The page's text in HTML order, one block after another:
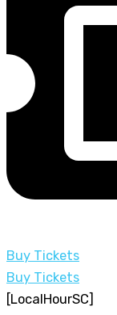
Buy Tickets
Buy Tickets
[LocalHourSC]